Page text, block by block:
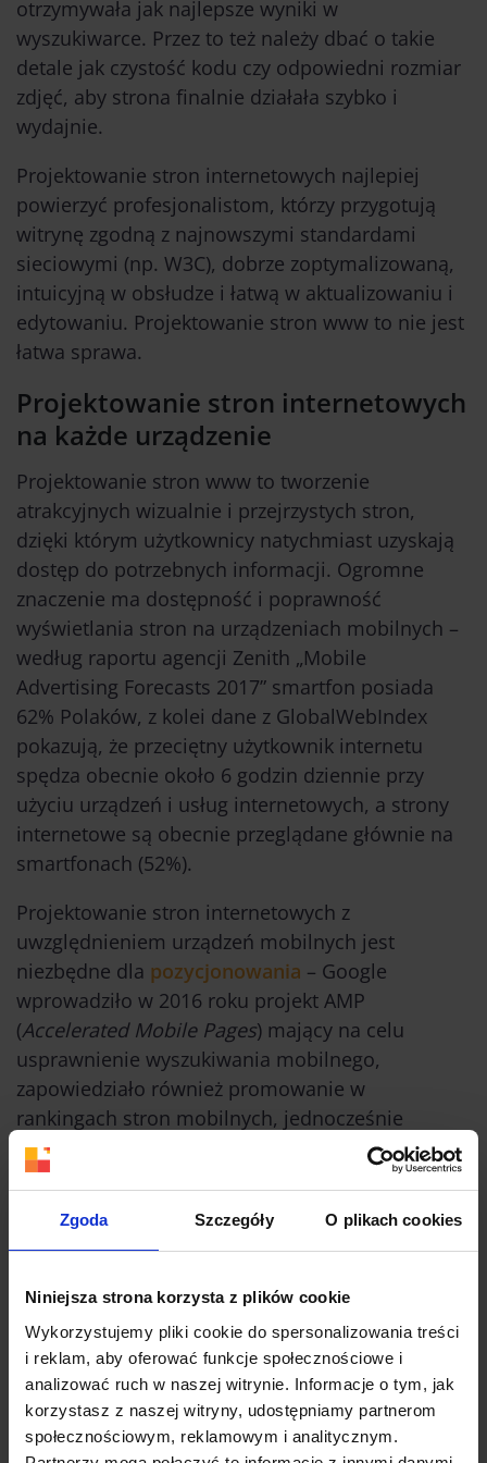
Zgoda Szczegóły O plikach cookies
Niniejsza strona korzysta z plików cookie
Wykorzystujemy pliki cookie do spersonalizowania treści
i reklam, aby oferować funkcje społecznościowe i
analizować ruch w naszej witrynie. Informacje o tym, jak
korzystasz z naszej witryny, udostępniamy partnerom
społecznościowym, reklamowym i analitycznym.
otrzymywała jak najlepsze wyniki w
wyszukiwarce. Przez to też należy dbać o takie
detale jak czystość kodu czy odpowiedni rozmiar
zdjęć, aby strona finalnie działała szybko i
wydajnie.
Projektowanie stron internetowych najlepiej
powierzyć profesjonalistom, którzy przygotują
witrynę zgodną z najnowszymi standardami
sieciowymi (np. W3C), dobrze zoptymalizowaną,
intuicyjną w obsłudze i łatwą w aktualizowaniu i
edytowaniu. Projektowanie stron www to nie jest
łatwa sprawa.
Projektowanie stron internetowych
na każde urządzenie
Projektowanie stron www to tworzenie
atrakcyjnych wizualnie i przejrzystych stron,
dzięki którym użytkownicy natychmiast uzyskają
dostęp do potrzebnych informacji. Ogromne
znaczenie ma dostępność i poprawność
wyświetlania stron na urządzeniach mobilnych –
według raportu agencji Zenith „Mobile
Advertising Forecasts 2017” smartfon posiada
62% Polaków, z kolei dane z GlobalWebIndex
pokazują, że przeciętny użytkownik internetu
spędza obecnie około 6 godzin dziennie przy
użyciu urządzeń i usług internetowych, a strony
internetowe są obecnie przeglądane głównie na
smartfonach (52%).
Projektowanie stron internetowych z
uwzględnieniem urządzeń mobilnych jest
niezbędne dla pozycjonowania – Google
wprowadziło w 2016 roku projekt AMP
(Accelerated Mobile Pages) mający na celu
usprawnienie wyszukiwania mobilnego,
zapowiedziało również promowanie w
rankingach stron mobilnych, jednocześnie
obniżając go dla stron niedostępnych z poziomu
urządzeń przenośnych.
Kluczową kwestią staje się więc
accessibility, czyli
dostępność strony na różnych urządzeniach i
systemach. W tym przypadku
stron internetowych
opiera się na
responsywności (RWD –Responsive Web
Design), dzięki której strona wyświetla się
poprawnie na komputerze stacjonarnym i
urządzeniu mobilnym, oraz na stronach